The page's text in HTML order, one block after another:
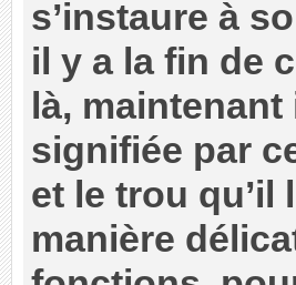
s’instaure à
il y a la fin de
là,
signifiée par
et le trou qu’il
manière